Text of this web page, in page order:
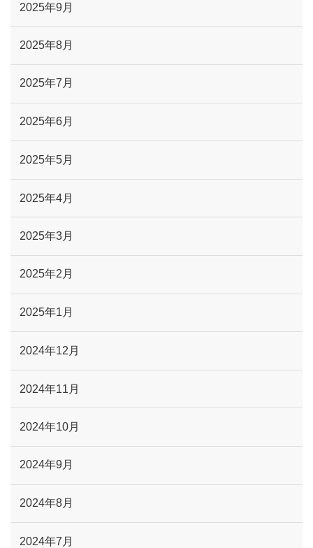
2025年9月
2025年8月
2025年7月
2025年6月
2025年5月
2025年4月
2025年3月
2025年2月
2025年1月
2024年12月
2024年11月
2024年10月
2024年9月
2024年8月
2024年7月